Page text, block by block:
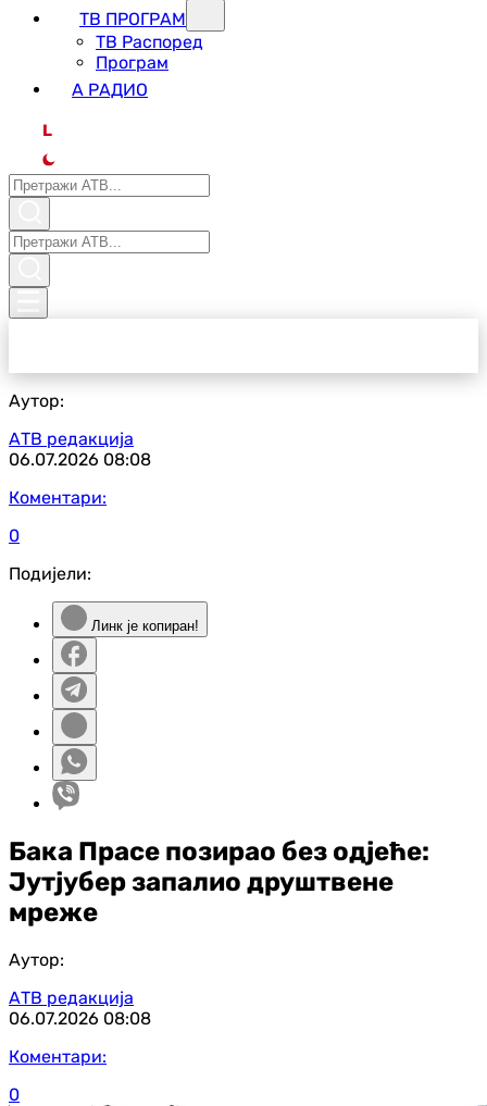
ТВ ПРОГРАМ
ТВ Распоред
Програм
А РАДИО
L
Аутор:
АТВ редакција
06.07.2026 08:08
Коментари:
0
Подијели:
Линк је копиран!
Бака Прасе позирао без одјеће:
Јутјубер запалио друштвене
мреже
Аутор:
АТВ редакција
06.07.2026 08:08
Коментари:
0